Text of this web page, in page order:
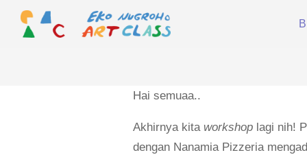
content
Hai semuaa..
Akhirnya kita workshop lagi nih!
dengan Nanamia Pizzeria